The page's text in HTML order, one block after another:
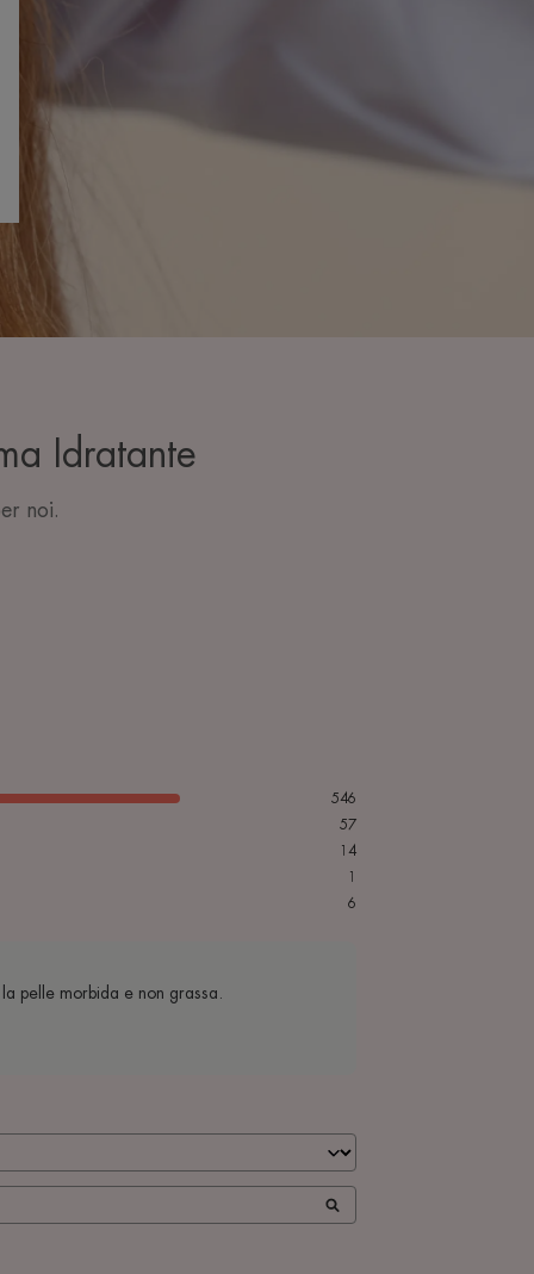
Idratante
noi.
546
57
14
6
pelle morbida e non grassa.